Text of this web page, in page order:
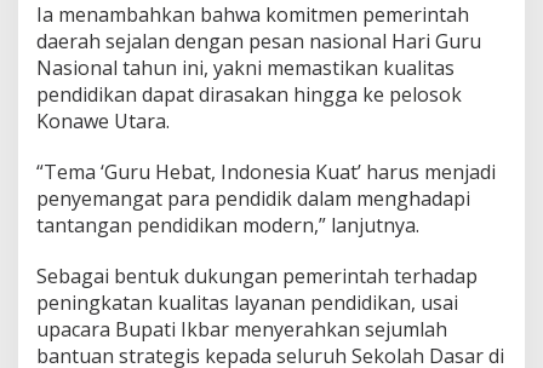
Ia menambahkan bahwa komitmen pemerintah
daerah sejalan dengan pesan nasional Hari Guru
Nasional tahun ini, yakni memastikan kualitas
pendidikan dapat dirasakan hingga ke pelosok
Konawe Utara.
“Tema ‘Guru Hebat, Indonesia Kuat’ harus menjadi
penyemangat para pendidik dalam menghadapi
tantangan pendidikan modern,” lanjutnya.
Sebagai bentuk dukungan pemerintah terhadap
peningkatan kualitas layanan pendidikan, usai
upacara Bupati Ikbar menyerahkan sejumlah
bantuan strategis kepada seluruh Sekolah Dasar di